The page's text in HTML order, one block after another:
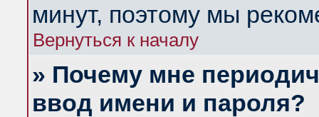
минут, поэтому мы
Вернуться к началу
» Почему мне
ввод имени и пароля?